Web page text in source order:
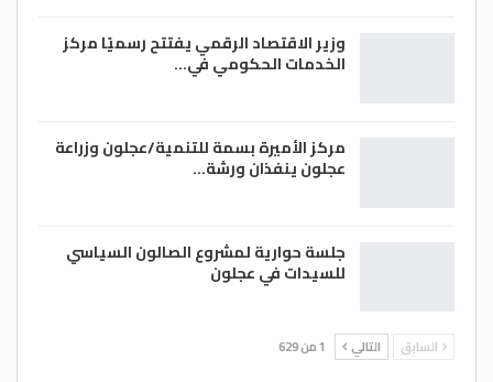
وزير الاقتصاد الرقمي يفتتح رسميًا مركز
الخدمات الحكومي في…
مركز الأميرة بسمة للتنمية/عجلون وزراعة
عجلون ينفذان ورشة…
جلسة حوارية لمشروع الصالون السياسي
للسيدات في عجلون
السابق التالي 1 من 629